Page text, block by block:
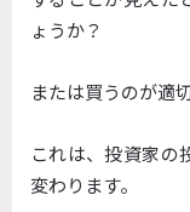
ょうか？
または買うのが適
これは、投資家の
変わります。